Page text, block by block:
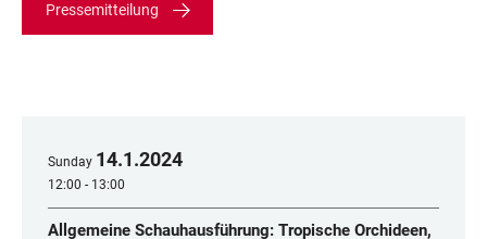
Pressemitteilung
Sunday 14.1.2024
12:00 - 13:00
Allgemeine Schauhausführung: Tropische Orchideen,